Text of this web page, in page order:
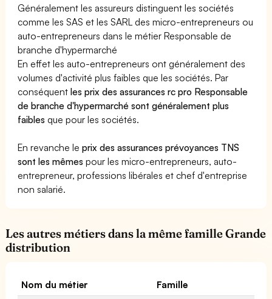
Généralement les assureurs distinguent les sociétés
comme les SAS et les SARL des micro-entrepreneurs ou
auto-entrepreneurs dans le métier Responsable de
branche d'hypermarché
En effet les auto-entrepreneurs ont généralement des
volumes d'activité plus faibles que les sociétés. Par
conséquentles prix des assurances rc pro Responsable
de branche d'hypermarché sont généralement plus
faibles que pour les sociétés.
En revanche leprix des assurances prévoyances TNS
sont les mêmes pour les micro-entrepreneurs, auto-
entrepreneur, professions libérales et chef d'entreprise
non salarié.
Les autres métiers dans la même famille Grande
distribution
Nom du métier
Famille